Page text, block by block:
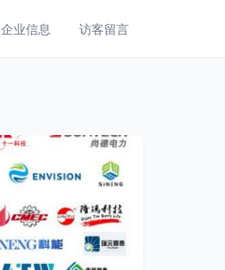
企业信息 访客留言